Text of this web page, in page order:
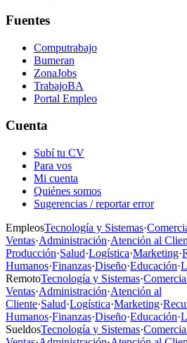
Fuentes
Computrabajo
Bumeran
ZonaJobs
TrabajoBA
Portal Empleo
Cuenta
Subí tu CV
Para vos
Mi cuenta
Quiénes somos
Sugerencias / reportar error
EmpleosTecnología y Sistemas·
Ventas·Administración·Atención al
Producción·Salud·Logística·Marketing·
Humanos·Finanzas·Diseño·Educación·
RemotoTecnología y Sistemas·
Ventas·Administración·Atención al
Cliente·Salud·Logística·Marketing·
Humanos·Finanzas·Diseño·Educación·
SueldosTecnología y Sistemas·